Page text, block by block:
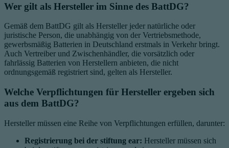
Wer gilt als Hersteller im Sinne des BattDG?
Gemäß dem BattDG gilt als Hersteller jeder natürliche oder
juristische Person, die unabhängig von der Vertriebsmethode,
gewerbsmäßig Batterien in Deutschland erstmals in Verkehr bringt.
Auch Vertreiber und Zwischenhändler, die vorsätzlich oder
fahrlässig Batterien von Herstellern anbieten, die nicht
ordnungsgemäß registriert sind, gelten als Hersteller.
Welche Verpflichtungen für Hersteller ergeben sich
aus dem BattDG?
Hersteller müssen eine Reihe von Verpflichtungen erfüllen, darunter:
Registrierung bei der stiftung ear: Hersteller müssen sich